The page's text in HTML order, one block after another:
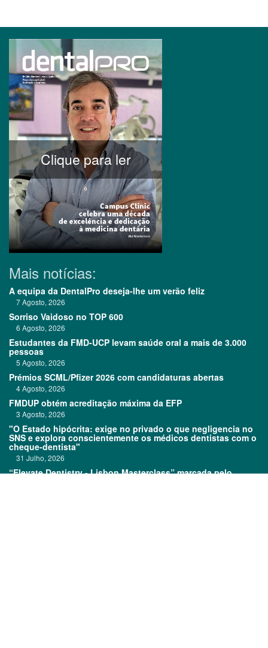
Clique para ler
Mais notícias:
A equipa da DentalPro deseja-lhe um verão feliz
7 Agosto, 2026
Sorriso Vaidoso no TOP 600
6 Agosto, 2026
Estudantes da FMD-UCP levam saúde oral a mais de 3.000
pessoas
5 Agosto, 2026
Prémios SCML/Pfizer 2026 com candidaturas abertas
4 Agosto, 2026
FMDUP obtém acreditação máxima da EFP
3 Agosto, 2026
"O Estado hipócrita: exige no privado o que negligencia no
SNS e explora conscientemente os médicos dentistas com o
cheque-dentista"
31 Julho, 2026
“Elevate Dentistry - Lisbon Masterclass” marcada pelo